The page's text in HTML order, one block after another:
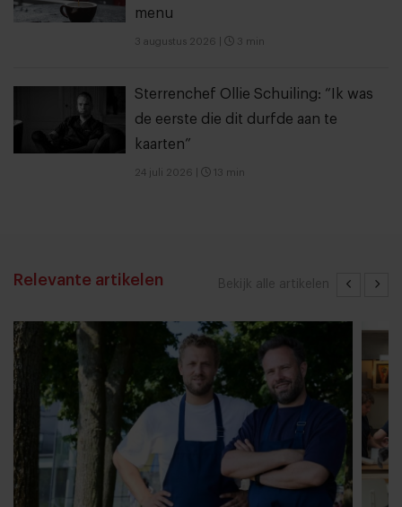
menu
3 augustus 2026 3 min
Sterrenchef Ollie Schuiling: “Ik was
de eerste die dit durfde aan te
kaarten”
24 juli 2026 13 min
Bekijk alle artikelen
Relevante artikelen